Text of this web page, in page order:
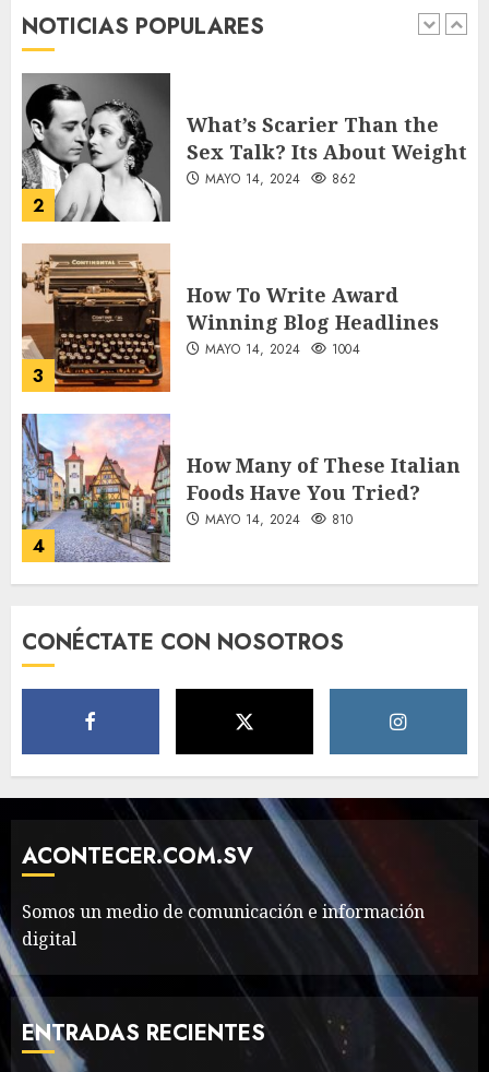
NOTICIAS POPULARES
1
MAYO 14, 2024
2
What’s Scarier Than the
Sex Talk? Its About Weight
MAYO 14, 2024 862
3
How To Write Award
Winning Blog Headlines
MAYO 14, 2024 1004
4
How Many of These Italian
Foods Have You Tried?
MAYO 14, 2024 810
Classic Cars in a Retro
The full story of
Thailand’s extraordinary
cave rescue
MAYO 14, 2024 1002
7
Valentino Goes
Deliberately Feminine for
Fall 2018
MAYO 16, 2024 765
CONÉCTATE CON NOSOTROS
ACONTECER.COM.SV
Somos un medio de comunicación e información
digital
ENTRADAS RECIENTES